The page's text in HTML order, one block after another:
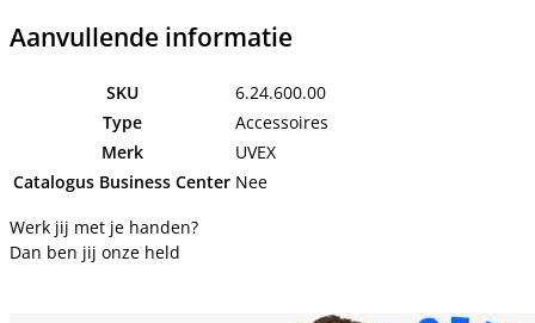
Aanvullende informatie
SKU
6.24.600.00
Type
Accessoires
Merk
UVEX
Catalogus Business Center Nee
Werk jij met je handen?
Dan ben jij onze held